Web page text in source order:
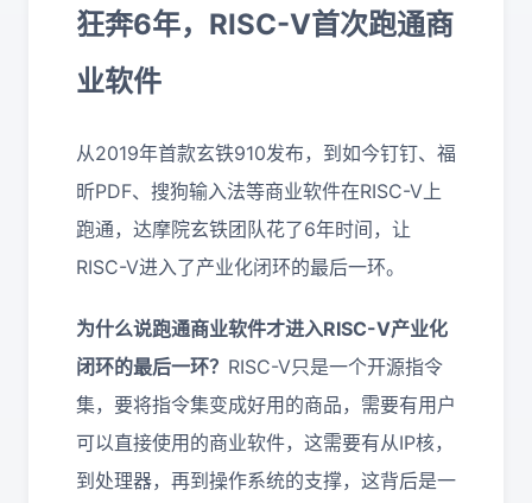
狂奔6年，RISC-V首次跑通商
业软件
从2019年首款玄铁910发布，到如今钉钉、福
昕PDF、搜狗输入法等商业软件在RISC-V上
跑通，达摩院玄铁团队花了6年时间，让
RISC-V进入了产业化闭环的最后一环。
为什么说跑通商业软件才进入RISC-V产业化
闭环的最后一环？ RISC-V只是一个开源指令
集，要将指令集变成好用的商品，需要有用户
可以直接使用的商业软件，这需要有从IP核，
到处理器，再到操作系统的支撑，这背后是一